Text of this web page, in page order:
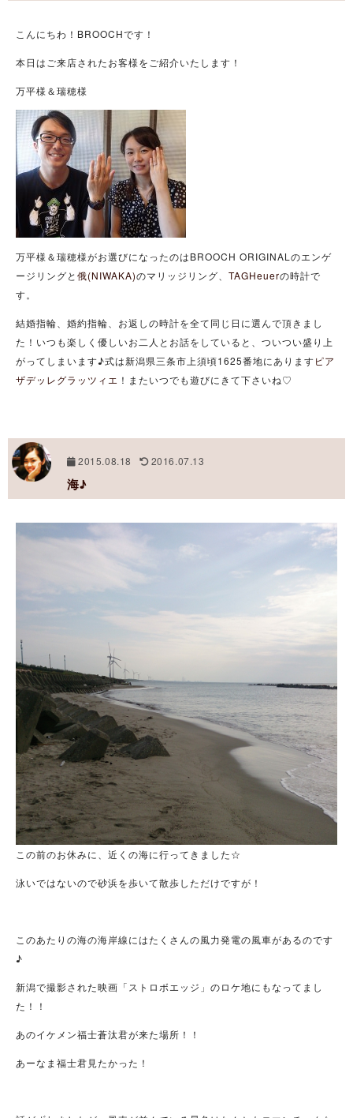
こんにちわ！BROOCHです！
本日はご来店されたお客様をご紹介いたします！
万平様＆瑞穂様
万平様＆瑞穂様がお選びになったのはBROOCH ORIGINALのエンゲ
ージリングと 俄(NIWAKA)のマリッジリング、 TAGHeuerの時計で
す。
結婚指輪、婚約指輪、お返しの時計を全て同じ日に選んで頂きまし
た！いつも楽しく優しいお二人とお話をしていると、ついつい盛り上
がってしまいます♪式は新潟県三条市上須頃1625番地にありますピア
ザデッレグラッツィエ ！またいつでも遊びにきて下さいね♡
2015.08.18 2016.07.13
海♪
この前のお休みに、近くの海に行ってきました☆
泳いではないので砂浜を歩いて散歩しただけですが！
このあたりの海の海岸線にはたくさんの風力発電の風車があるのです
♪
新潟で撮影された映画「ストロボエッジ」のロケ地にもなってまし
た！！
あのイケメン福士蒼汰君が来た場所！！
あーなま福士君見たかった！